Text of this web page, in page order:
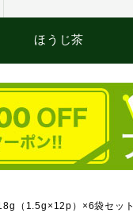
ほうじ茶
（1.5g×12p）×6袋セット